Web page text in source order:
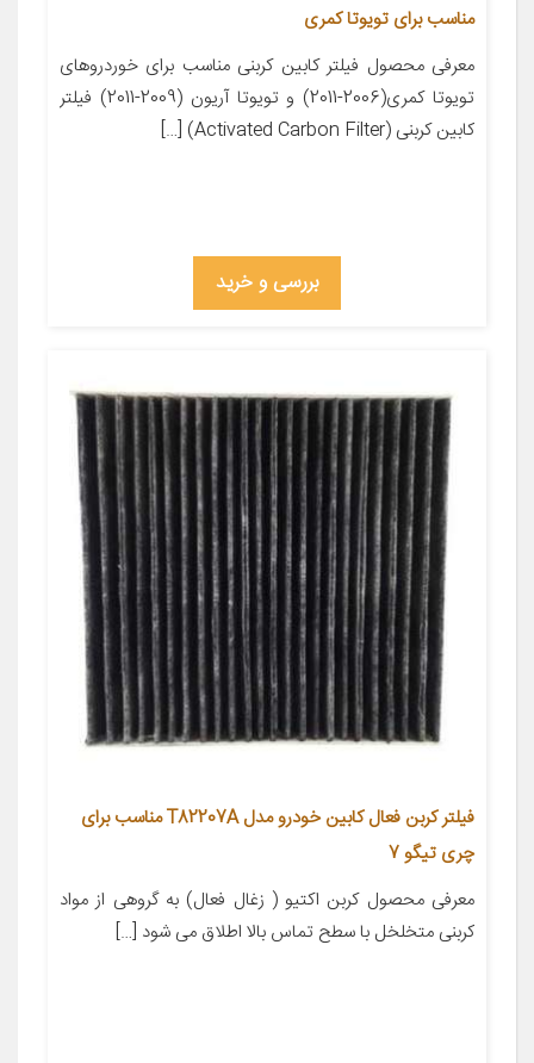
مناسب برای تویوتا کمری
معرفی محصول فیلتر کابین کربنی مناسب برای خوردروهای
تویوتا کمری(2006-2011) و تویوتا آریون (2009-2011) فیلتر
کابین کربنی (Activated Carbon Filter) […]
بررسی و خرید
فیلتر کربن فعال کابین خودرو مدل T82207A مناسب برای
چری تیگو 7
معرفی محصول کربن اکتیو ( زغال فعال) به گروهی از مواد
کربنی متخلخل با سطح تماس بالا اطلاق می شود […]